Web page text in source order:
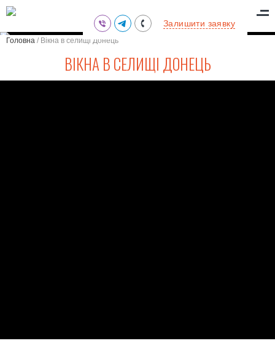
(095) 711-77-47
(097) 773-73-71
Залишити заявку
Головна / Вікна в селищі Донець
ВІКНА В СЕЛИЩІ ДОНЕЦЬ